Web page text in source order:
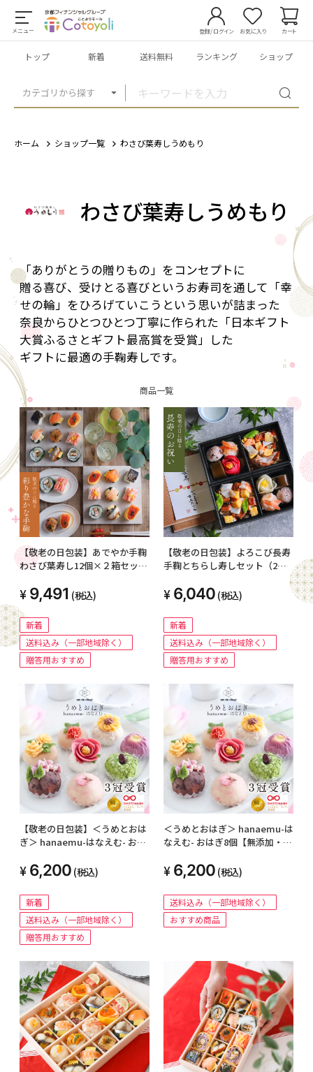
メニュー
カテゴリから探す
登録/ログイン お気に入り カート
トップ 新着 送料無料 ランキング ショップ
ホーム ショップ一覧 わさび葉寿しうめもり
わさび葉寿しうめもり
「ありがとうの贈りもの」をコンセプトに
贈る喜び、受けとる喜びというお寿司を通して「幸
せの輪」をひろげていこうという思いが詰まった
奈良からひとつひとつ丁寧に作られた「日本ギフト
大賞ふるさとギフト最高賞を受賞」した
ギフトに最適の手鞠寿しです。
商品一覧
【敬老の日包装】あでやか手鞠
わさび葉寿し12個×２箱セット
9,491 (税込)
新着
送料込み（一部地域除く）
贈答用おすすめ
【敬老の日包装】よろこび長寿
手鞠とちらし寿しセット（2人
6,040 (税込)
新着
送料込み（一部地域除く）
贈答用おすすめ
【敬老の日包装】＜うめとおは
ぎ＞ hanaemu-はなえむ- おは
6,200 (税込)
新着
送料込み（一部地域除く）
贈答用おすすめ
＜うめとおはぎ＞ hanaemu-は
なえむ- おはぎ8個【無添加・卵
6,200 (税込)
送料込み（一部地域除く）
おすすめ商品